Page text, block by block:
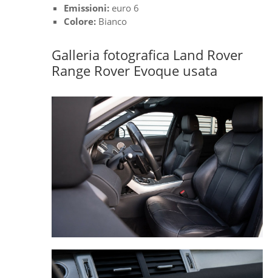
Emissioni: euro 6
Colore: Bianco
Galleria fotografica Land Rover
Range Rover Evoque usata